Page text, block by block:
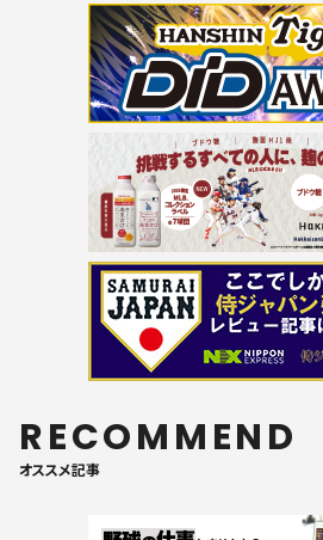
RECOMMEND
オススメ記事